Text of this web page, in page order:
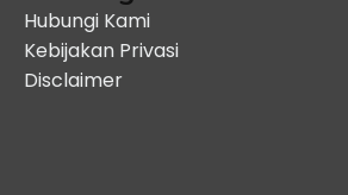
Hubungi Kami
Kebijakan Privasi
Disclaimer